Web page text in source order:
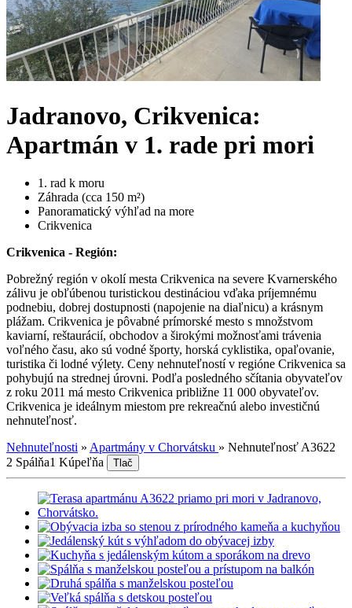
Jadranovo, Crikvenica:
Apartmán v 1. rade pri mori
1. rad k moru
Záhrada (cca 150 m²)
Panoramatický výhľad na more
Crikvenica
Crikvenica - Región:
Pobrežný región v okolí mesta Crikvenica na severe Kvarnerského
zálivu je obľúbenou turistickou destináciou vďaka príjemnému
podnebiu, dobrej dostupnosti (napojenie na diaľnicu) a krásnym
plážam. Crikvenica je pôvabné prímorské mesto s množstvom
kaviarní, reštaurácií, obchodov a širokými možnosťami trávenia
voľného času, ako sú vodné športy, horská cyklistika, opaľovanie,
turistika či lodné výlety. Ceny nehnuteľností v regióne Crikvenica sa
pohybujú na strednej úrovni. Podľa posledného sčítania obyvateľov
z roku 2011 má mesto Crikvenica približne 11 000 obyvateľov.
Crikvenica je ideálnym miestom pre rekreačnú alebo investičnú
nehnuteľnosť.
Nehnuteľnosti » Apartmány v Chorvátsku » Nehnuteľnosť A3622
2 Spálňa1 Kúpeľňa Tlač